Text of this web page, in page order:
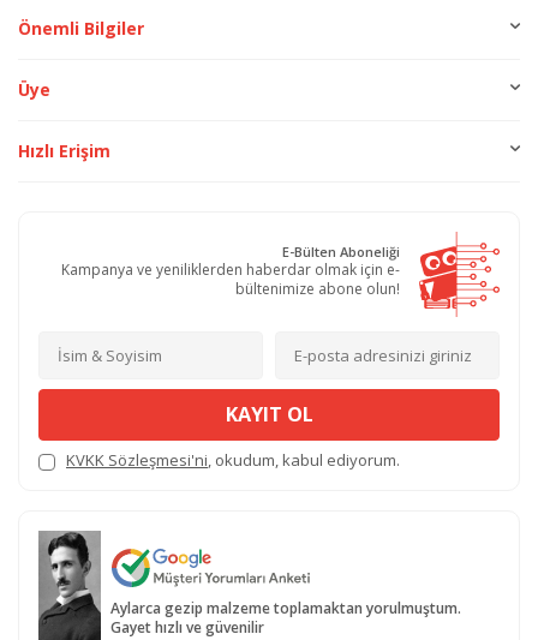
Önemli Bilgiler
Üye
Hızlı Erişim
E-Bülten Aboneliği
Kampanya ve yeniliklerden haberdar olmak için e-
bültenimize abone olun!
KAYIT OL
KVKK Sözleşmesi'ni, okudum, kabul ediyorum.
Aylarca gezip malzeme toplamaktan yorulmuştum.
Gayet hızlı ve güvenilir